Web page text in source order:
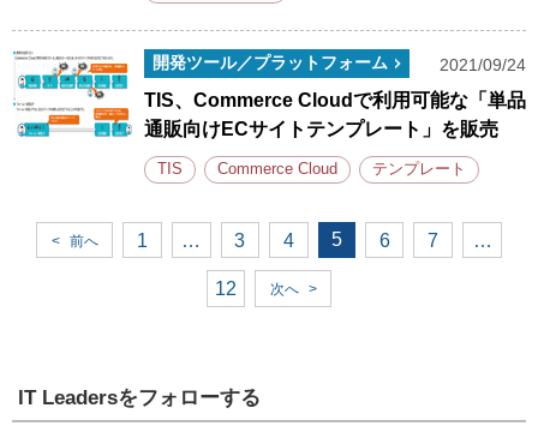
開発ツール／プラットフォーム 2021/09/24
TIS、Commerce Cloudで利用可能な「単品
通販向けECサイトテンプレート」を販売
TIS Commerce Cloud テンプレート
< 前へ 1 … 3 4 5 6 7 …
12 次へ >
IT Leadersをフォローする